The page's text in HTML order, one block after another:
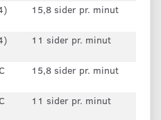
15,8 sider pr. minut
11 sider pr. minut
15,8 sider pr. minut
11 sider pr. minut